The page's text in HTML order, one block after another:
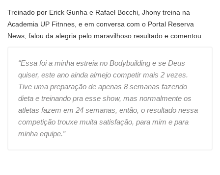
Treinado por Erick Gunha e Rafael Bocchi, Jhony treina na
Academia UP Fitnnes, e em conversa com o Portal Reserva
News, falou da alegria pelo maravilhoso resultado e comentou
“Essa foi a minha estreia no Bodybuilding e se Deus
quiser, este ano ainda almejo competir mais 2 vezes.
Tive uma preparação de apenas 8 semanas fazendo
dieta e treinando pra esse show, mas normalmente os
atletas fazem em 24 semanas, então, o resultado nessa
competição trouxe muita satisfação, para mim e para
minha equipe.”